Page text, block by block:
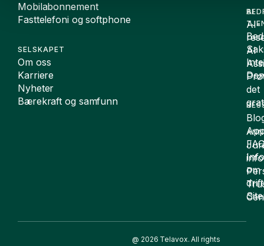
Mobilabonnement
Fasttelefoni og softphone
SELSKAPET
Om oss
Karriere
Nyheter
Bærekraft og samfunn
om
drift
AI
AI-
AI
det
@ 2026 Telavox. All rights